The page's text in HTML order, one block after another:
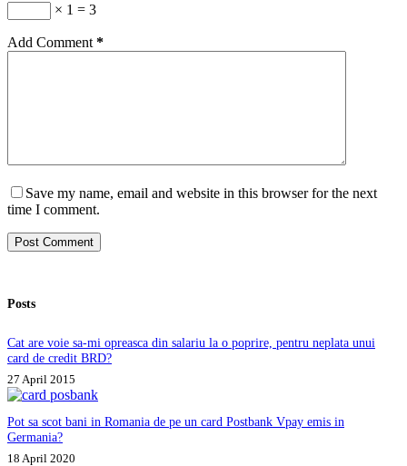
× 1 = 3
Add Comment *
Save my name, email and website in this browser for the next
time I comment.
Post Comment
Posts
Cat are voie sa-mi opreasca din salariu la o poprire, pentru neplata unui
card de credit BRD?
27 April 2015
Pot sa scot bani in Romania de pe un card Postbank Vpay emis in
Germania?
18 April 2020